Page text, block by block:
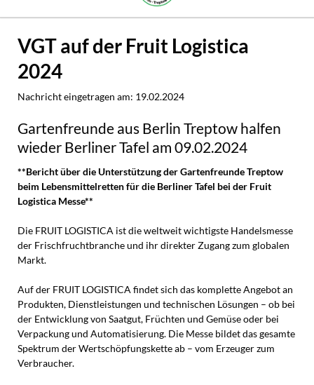
VGT auf der Fruit Logistica
2024
Nachricht eingetragen am: 19.02.2024
Gartenfreunde aus Berlin Treptow halfen
wieder Berliner Tafel am 09.02.2024
**Bericht über die Unterstützung der Gartenfreunde Treptow
beim Lebensmittelretten für die Berliner Tafel bei der Fruit
Logistica Messe**
Die FRUIT LOGISTICA ist die weltweit wichtigste Handelsmesse
der Frischfruchtbranche und ihr direkter Zugang zum globalen
Markt.
Auf der FRUIT LOGISTICA findet sich das komplette Angebot an
Produkten, Dienstleistungen und technischen Lösungen – ob bei
der Entwicklung von Saatgut, Früchten und Gemüse oder bei
Verpackung und Automatisierung. Die Messe bildet das gesamte
Spektrum der Wertschöpfungskette ab – vom Erzeuger zum
Verbraucher.